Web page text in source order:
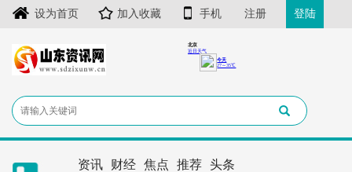
设为首页 加入收藏 手机 注册 登陆
资讯 财经 焦点 推荐
头条